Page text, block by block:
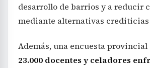
desarrollo de barrios y a reducir
mediante alternativas crediticias
Además, una encuesta provincial
23.000 docentes y celadores